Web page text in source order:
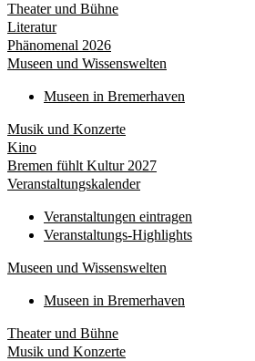
Theater und Bühne
Literatur
Phänomenal 2026
Museen und Wissenswelten
Museen in Bremerhaven
Musik und Konzerte
Kino
Bremen fühlt Kultur 2027
Veranstaltungskalender
Veranstaltungen eintragen
Veranstaltungs-Highlights
Museen und Wissenswelten
Museen in Bremerhaven
Theater und Bühne
Musik und Konzerte